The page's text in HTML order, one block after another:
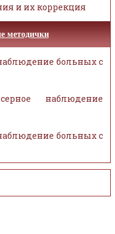
и их коррекция
методички
больных с
наблюдение
больных с